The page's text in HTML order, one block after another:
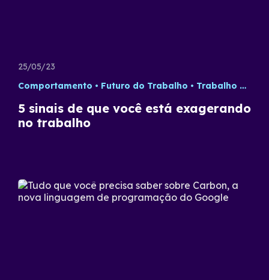
25/05/23
Comportamento
Futuro do Trabalho Trabalho Remoto
5 sinais de que você está exagerando
no trabalho